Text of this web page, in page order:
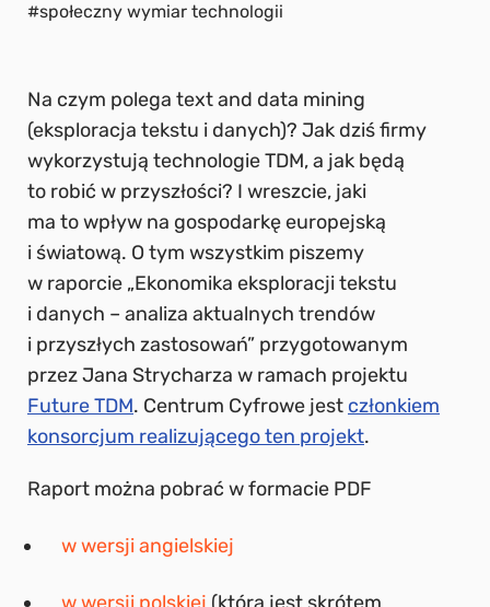
#społeczny wymiar technologii
Na czym polega text and data mining
(eksploracja tekstu i danych)? Jak dziś firmy
wykorzystują technologie TDM, a jak będą
to robić w przyszłości? I wreszcie, jaki
ma to wpływ na gospodarkę europejską
i światową. O tym wszystkim piszemy
w raporcie „Ekonomika eksploracji tekstu
i danych – analiza aktualnych trendów
i przyszłych zastosowań” przygotowanym
przez Jana Strycharza w ramach projektu
Future TDM. Centrum Cyfrowe jest członkiem
konsorcjum realizującego ten projekt.
Raport można pobrać w formacie PDF
w wersji angielskiej